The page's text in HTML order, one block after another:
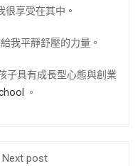
很享受在其中。
我平靜舒壓的力量。
子具有成長型心態與創業
。
Next post